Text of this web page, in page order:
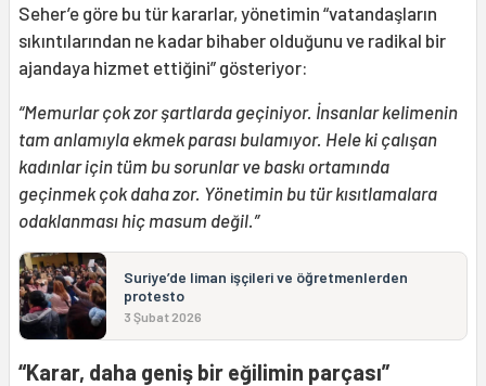
Seher’e göre bu tür kararlar, yönetimin “vatandaşların
sıkıntılarından ne kadar bihaber olduğunu ve radikal bir
ajandaya hizmet ettiğini” gösteriyor:
“Memurlar çok zor şartlarda geçiniyor. İnsanlar kelimenin
tam anlamıyla ekmek parası bulamıyor. Hele ki çalışan
kadınlar için tüm bu sorunlar ve baskı ortamında
geçinmek çok daha zor. Yönetimin bu tür kısıtlamalara
odaklanması hiç masum değil.”
Suriye’de liman işçileri ve öğretmenlerden
protesto
3 Şubat 2026
“Karar, daha geniş bir eğilimin parçası”